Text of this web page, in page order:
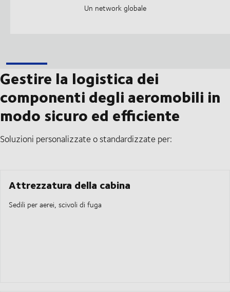
Un network globale
Gestire la logistica dei
componenti degli aeromobili in
modo sicuro ed efficiente
Soluzioni personalizzate o standardizzate per:
Attrezzatura della cabina
Sedili per aerei, scivoli di fuga